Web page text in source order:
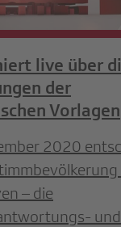
live über
der
Vorlagen
2020
– die